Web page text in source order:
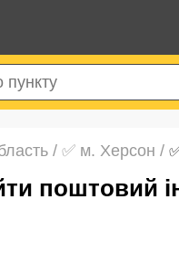
/ ✅ м. Херсон /
поштовий